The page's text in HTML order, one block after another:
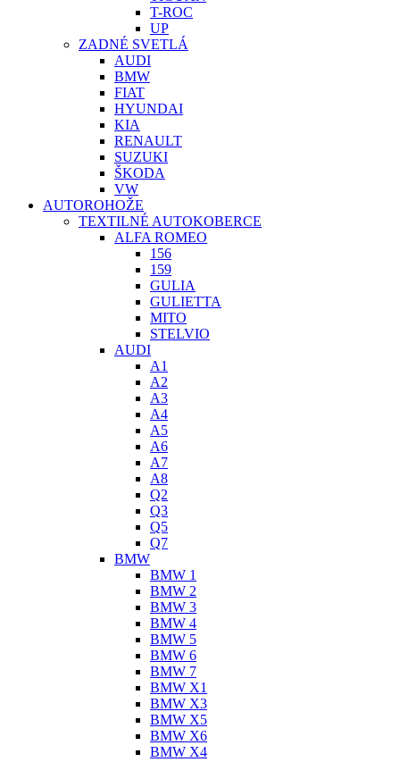
T-ROC
UP
ZADNÉ SVETLÁ
AUDI
BMW
FIAT
HYUNDAI
KIA
RENAULT
SUZUKI
ŠKODA
VW
AUTOROHOŽE
TEXTILNÉ AUTOKOBERCE
ALFA ROMEO
156
159
GULIA
GULIETTA
MITO
STELVIO
AUDI
A1
A2
A3
A4
A5
A6
A7
A8
Q2
Q3
Q5
Q7
BMW
BMW 1
BMW 2
BMW 3
BMW 4
BMW 5
BMW 6
BMW 7
BMW X1
BMW X3
BMW X5
BMW X6
BMW X4